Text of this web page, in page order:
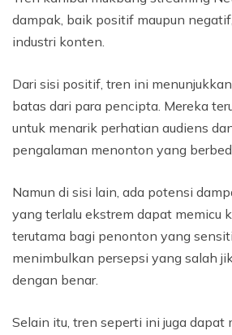
dampak, baik positif maupun
industri konten.
Dari sisi positif, tren ini
batas dari para pencipta. Mereka
untuk menarik perhatian audiens
pengalaman menonton yang
Namun di sisi lain, ada potensi
yang terlalu ekstrem dapat memicu
terutama bagi penonton yang
menimbulkan persepsi yang salah
dengan benar.
Selain itu, tren seperti ini juga dapat